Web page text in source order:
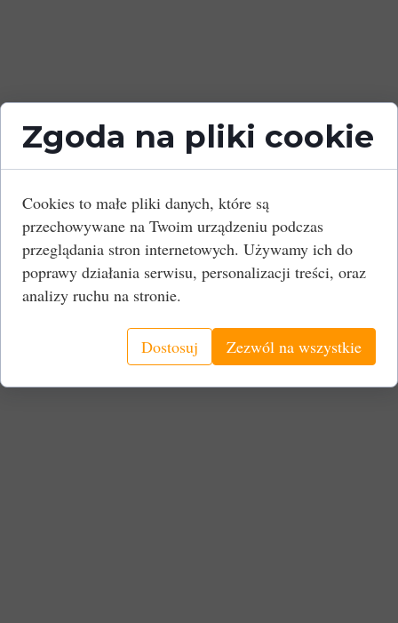
Zgoda na pliki cookie
Cookies to małe pliki danych, które są
przechowywane na Twoim urządzeniu podczas
przeglądania stron internetowych. Używamy ich do
poprawy działania serwisu, personalizacji treści, oraz
analizy ruchu na stronie.
Dostosuj Zezwól na wszystkie